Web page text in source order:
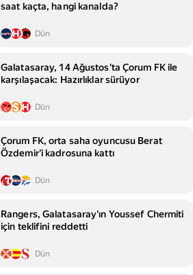
saat kaçta, hangi kanalda?
Dün
Galatasaray, 14 Ağustos'ta Çorum FK ile
karşılaşacak: Hazırlıklar sürüyor
Dün
Çorum FK, orta saha oyuncusu Berat
Özdemir'i kadrosuna kattı
Dün
Rangers, Galatasaray'ın Youssef Chermiti
için teklifini reddetti
Dün